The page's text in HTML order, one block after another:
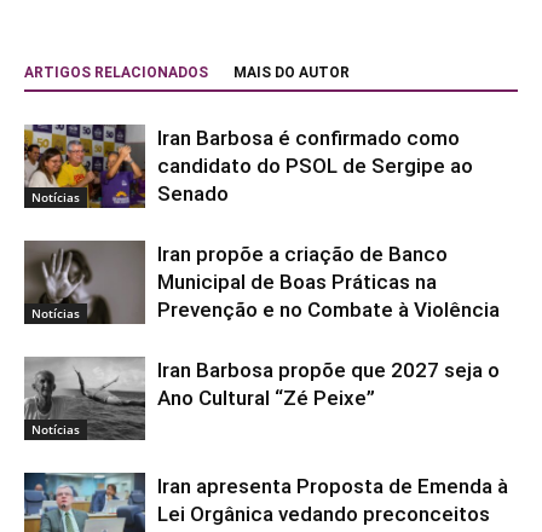
ARTIGOS RELACIONADOS MAIS DO AUTOR
Notícias
Iran Barbosa é confirmado como
candidato do PSOL de Sergipe ao
Senado
Notícias
Iran propõe a criação de Banco
Municipal de Boas Práticas na
Prevenção e no Combate à Violência
Notícias
Iran Barbosa propõe que 2027 seja o
Ano Cultural “Zé Peixe”
Iran apresenta Proposta de Emenda à
Lei Orgânica vedando preconceitos